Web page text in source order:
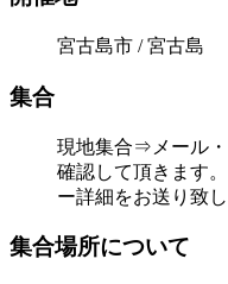
宮古島市 / 宮古島
集合
現地集合⇒メール
確認して頂きます
ー詳細をお送り致し
集合場所について